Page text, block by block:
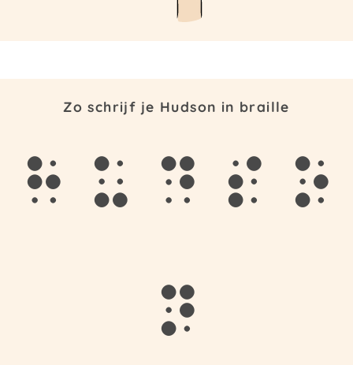
Zo schrijf je Hudson in braille
h u d s o
n